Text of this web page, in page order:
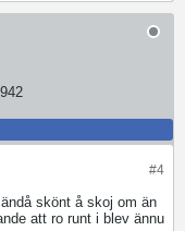
942
#4
skönt å skoj om än
att ro runt i blev ännu